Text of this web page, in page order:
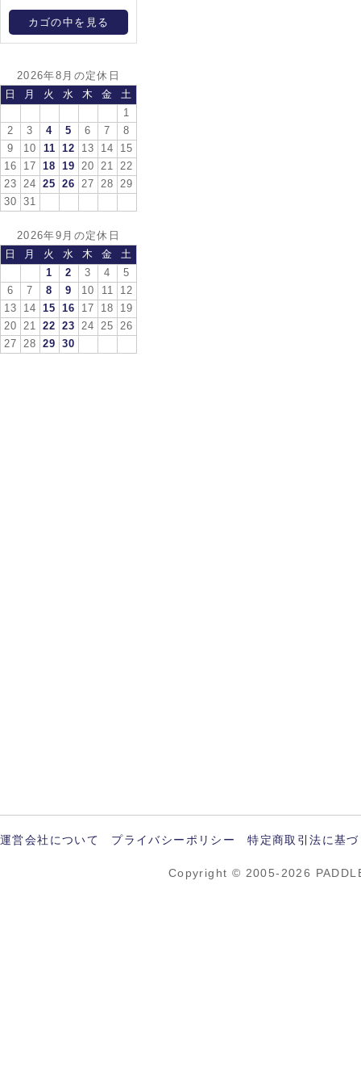
カゴの中を見る
2026年8月の定休日
日
月 火 水 木 金
土
1
2
3 4 5 6 7
8
9
10 11 12 13 14
15
16
17 18 19 20 21
22
23
24 25 26 27 28
29
30
31
2026年9月の定休日
日
月 火 水 木 金
土
1
2 3 4
5
6
7 8 9 10 11
12
13
14 15 16 17 18
19
20
21 22 23 24 25
26
27
28 29 30
運営会社について プライバシーポリシー 特定商取引法に基
Copyright © 2005-2026